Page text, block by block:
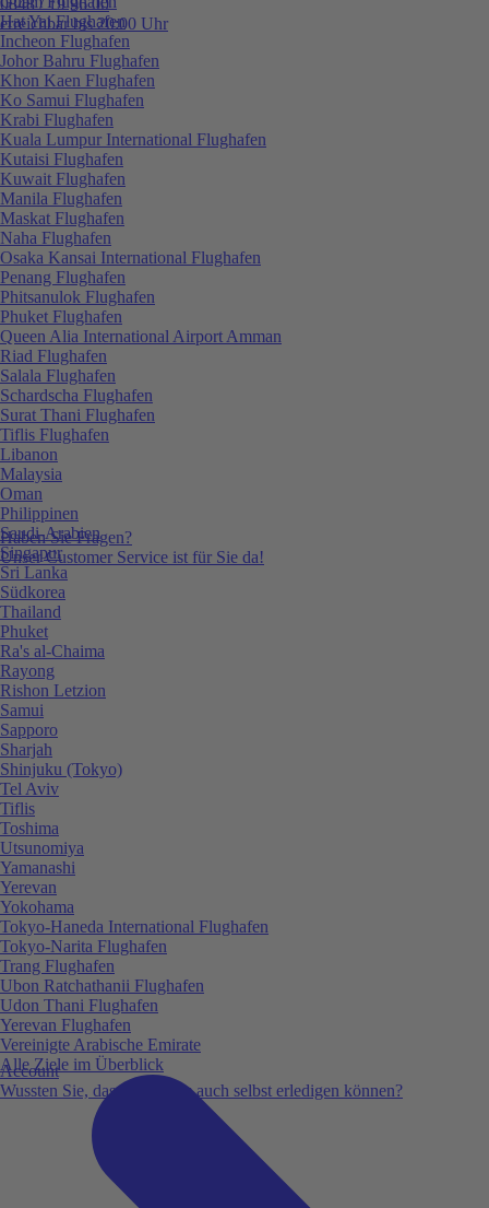
0848 / 19 96 00
erreichbar bis 20:00 Uhr
Haben Sie Fragen?
Unser Customer Service ist für Sie da!
Account
Wussten Sie, dass Sie vieles auch selbst erledigen können?
Hat Yai Flughafen
Incheon Flughafen
Johor Bahru Flughafen
Khon Kaen Flughafen
Ko Samui Flughafen
Krabi Flughafen
Kuala Lumpur International Flughafen
Kutaisi Flughafen
Kuwait Flughafen
Manila Flughafen
Maskat Flughafen
Naha Flughafen
Osaka Kansai International Flughafen
Penang Flughafen
Phitsanulok Flughafen
Phuket Flughafen
Queen Alia International Airport Amman
Riad Flughafen
Salala Flughafen
Schardscha Flughafen
Surat Thani Flughafen
Tiflis Flughafen
Libanon
Malaysia
Oman
Philippinen
Saudi-Arabien
Singapur
Sri Lanka
Südkorea
Thailand
Phuket
Ra's al-Chaima
Rayong
Rishon Letzion
Samui
Sapporo
Sharjah
Shinjuku (Tokyo)
Tel Aviv
Tiflis
Toshima
Utsunomiya
Yamanashi
Yerevan
Yokohama
Tokyo-Haneda International Flughafen
Tokyo-Narita Flughafen
Trang Flughafen
Ubon Ratchathanii Flughafen
Udon Thani Flughafen
Yerevan Flughafen
Vereinigte Arabische Emirate
Alle Ziele im Überblick